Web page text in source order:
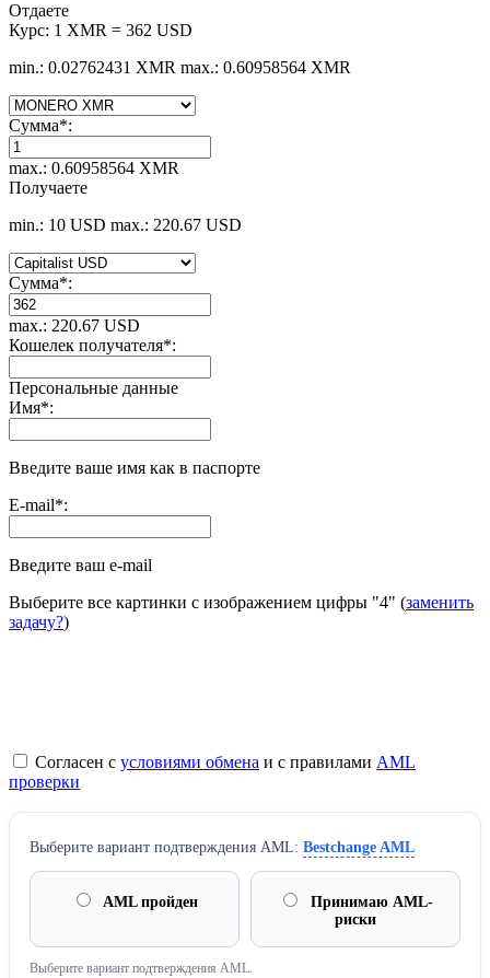
Отдаете
Курс: 1 XMR = 362 USD
min.: 0.02762431 XMR max.: 0.60958564 XMR
Сумма*:
max.: 0.60958564 XMR
Получаете
min.: 10 USD max.: 220.67 USD
Сумма*:
max.: 220.67 USD
Кошелек получателя*:
Персональные данные
Имя*:
Введите ваше имя как в паспорте
E-mail*:
Введите ваш e-mail
Выберите все картинки с изображением цифры "4" (заменить
задачу?)
Согласен с условиями обмена и с правилами AML
проверки
Выберите вариант подтверждения AML: Bestchange AML
AML пройден
Принимаю AML-
риски
Выберите вариант подтверждения AML.